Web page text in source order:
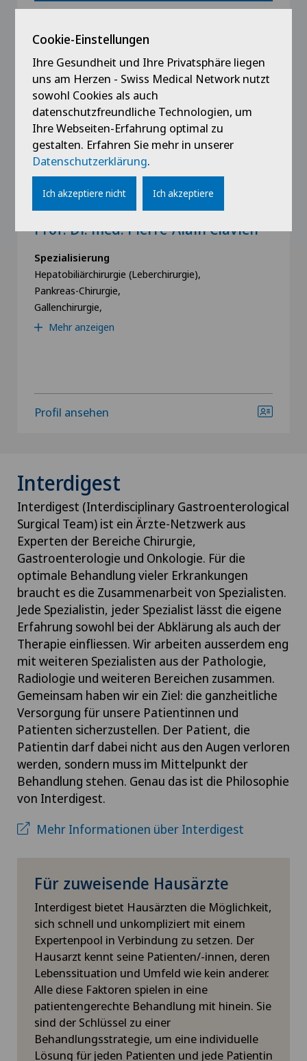
Arzt dieses Zentrums
Privatklinik Bethanien
Prof. Dr. med. Pierre-Alain Clavien
Spezialisierung
Hepatobiliärchirurgie (Leberchirurgie),
Pankreas-Chirurgie,
Gallenchirurgie,
Mehr anzeigen
Profil ansehen
Interdigest
Interdigest (Interdisciplinary Gastroenterological
Surgical Team) ist ein Ärzte-Netzwerk aus
Experten der Bereiche Chirurgie,
Gastroenterologie und Onkologie. Für die
optimale Behandlung vieler Erkrankungen
braucht es die Zusammenarbeit von Spezialisten.
Jede Spezialistin, jeder Spezialist lässt die eigene
Erfahrung sowohl bei der Abklärung als auch der
Therapie einfliessen. Wir arbeiten ausserdem eng
mit weiteren Spezialisten aus der Pathologie,
Radiologie und weiteren Bereichen zusammen.
Gemeinsam haben wir ein Ziel: die ganzheitliche
Versorgung für unsere Patientinnen und
Patienten sicherzustellen. Der Patient, die
Patientin darf dabei nicht aus den Augen verloren
werden, sondern muss im Mittelpunkt der
Behandlung stehen. Genau das ist die Philosophie
von Interdigest.
Mehr Informationen über Interdigest
Für zuweisende Hausärzte
Interdigest bietet Hausärzten die Möglichkeit,
sich schnell und unkompliziert mit einem
Expertenpool in Verbindung zu setzen. Der
Hausarzt kennt seine Patienten/-innen, deren
Lebenssituation und Umfeld wie kein anderer.
Alle diese Faktoren spielen in eine
patientengerechte Behandlung mit hinein. Sie
sind der Schlüssel zu einer
Behandlungsstrategie, um eine individuelle
Lösung für jeden Patienten und jede Patientin
Cookie-Einstellungen
Ihre Gesundheit und Ihre Privatsphäre liegen
uns am Herzen - Swiss Medical Network nutzt
sowohl Cookies als auch
datenschutzfreundliche Technologien, um
Ihre Webseiten-Erfahrung optimal zu
gestalten. Erfahren Sie mehr in unserer
Datenschutzerklärung.
Ich akzeptiere nicht Ich akzeptiere